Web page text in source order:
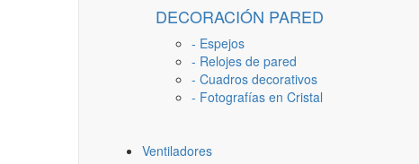
DECORACIÓN PARED
- Espejos
- Relojes de pared
- Cuadros decorativos
- Fotografías en Cristal
Ventiladores